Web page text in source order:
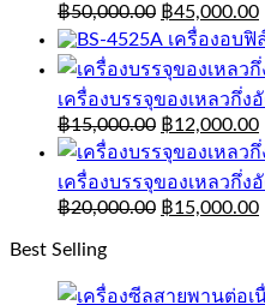
฿50,000.00 ฿45,000.00
เครื่องอบฟิ
เครื่องบรรจุของเหลวกึ่
฿15,000.00 ฿12,000.00
เครื่องบรรจุของเหลวกึ่
฿20,000.00 ฿15,000.00
Best Selling